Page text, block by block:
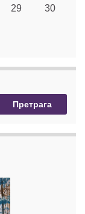
29
30
Претрага